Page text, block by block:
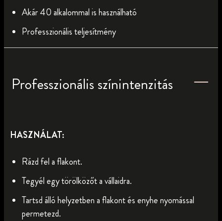
Akár 40 alkalommal is használható
Professzionális teljesítmény
Professzionális színintenzitás
HASZNÁLAT:
Rázd fel a flakont.
Tegyél egy törölközőt a vállaidra.
Tartsd álló helyzetben a flakont és enyhe nyomással
permetezd.